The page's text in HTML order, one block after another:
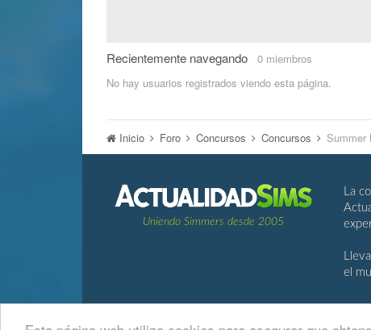
Recientemente navegando 0 miembros
No hay usuarios registrados viendo esta página.
Inicio Foro Concursos Concursos Summer
Uniendo Simmers desde 2005
La
el